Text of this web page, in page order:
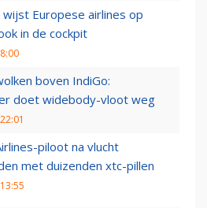
wijst Europese airlines op
in de cockpit
boven IndiGo:
doet widebody-vloot weg
piloot na vlucht
met duizenden xtc-pillen